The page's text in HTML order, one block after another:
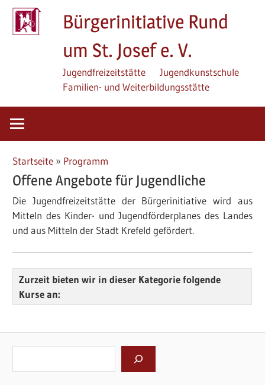
Zum
Inhalt
springen
Bürgerinitiative Rund
um St. Josef e. V.
Jugendfreizeitstätte
Jugendkunstschule
Familien- und Weiterbildungsstätte
Startseite » Programm
Offene Angebote für Jugendliche
Die Jugendfreizeitstätte der Bürgerinitiative wird aus
Mitteln des Kinder- und Jugendförderplanes des Landes
und aus Mitteln der Stadt Krefeld gefördert.
Zurzeit bieten wir in dieser Kategorie folgende
Kurse an: